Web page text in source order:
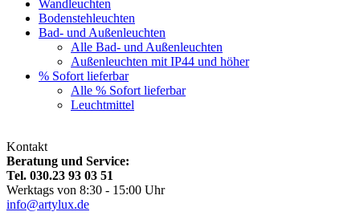
Wandleuchten
Bodenstehleuchten
Bad- und Außenleuchten
Alle Bad- und Außenleuchten
Außenleuchten mit IP44 und höher
% Sofort lieferbar
Alle % Sofort lieferbar
Leuchtmittel
Kontakt
Beratung und Service:
Tel. 030.23 93 03 51
Werktags von 8:30 - 15:00 Uhr
info@artylux.de